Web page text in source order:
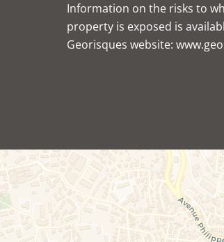
Information on the risks to
property is exposed is
Georisques website: